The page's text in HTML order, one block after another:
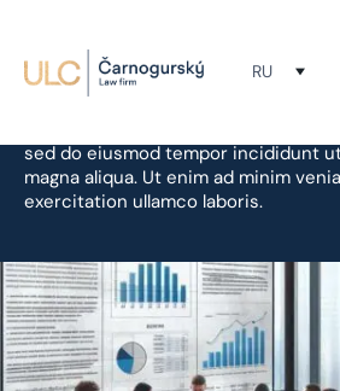
RU
Видео новости
sed do eiusmod tempor incididunt
magna aliqua. Ut enim ad minim
exercitation ullamco laboris.